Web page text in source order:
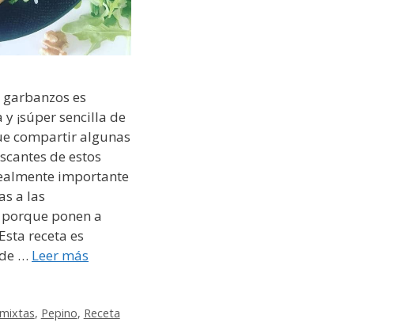
es
¡súper sencilla de
compartir algunas
de estos
importante
a las
ponen a
receta es
… Leer más
, Pepino, Receta